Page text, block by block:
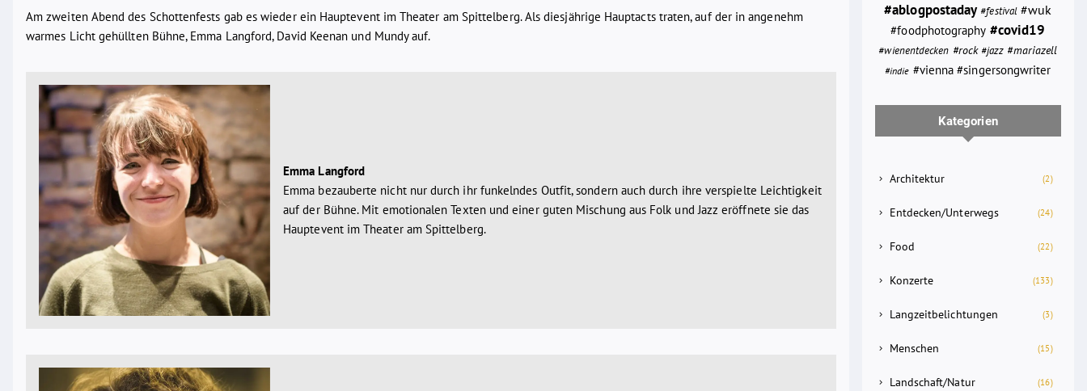
Am zweiten Abend des Schottenfests gab es wieder ein Hauptevent im Theater am Spittelberg. Als diesjährige Hauptacts traten, auf der in angenehm
warmes Licht gehüllten Bühne, Emma Langford, David Keenan und Mundy auf.
Emma Langford
Emma bezauberte nicht nur durch ihr funkelndes Outfit, sondern auch durch ihre verspielte Leichtigkeit
auf der Bühne. Mit emotionalen Texten und einer guten Mischung aus Folk und Jazz eröffnete sie das
Hauptevent im Theater am Spittelberg.
#ablogpostaday #festival #wuk
#foodphotography #covid19
#wienentdecken #rock #jazz #mariazell
#indie #vienna #singersongwriter
Kategorien
Architektur (2)
Entdecken/Unterwegs (24)
Food (22)
Konzerte (133)
Langzeitbelichtungen (3)
Menschen (15)
Landschaft/Natur (16)